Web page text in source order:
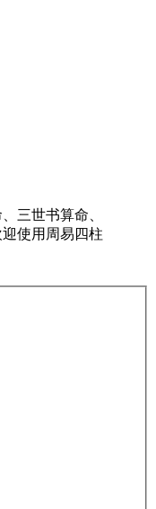
三世书算命、
使用周易四柱